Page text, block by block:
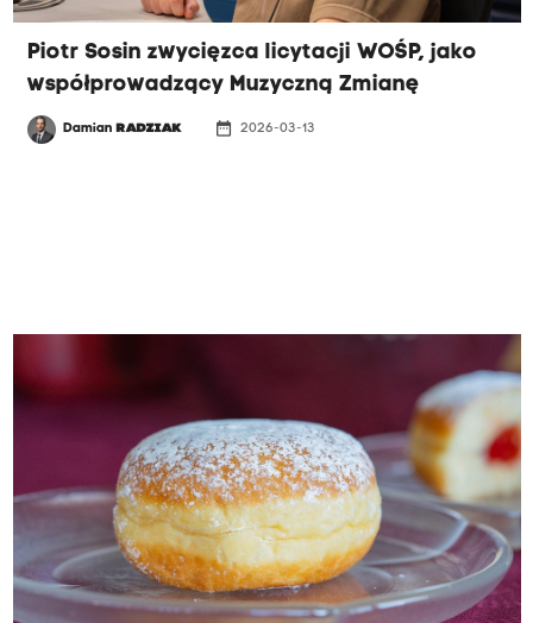
Piotr Sosin zwycięzca licytacji WOŚP, jako
współprowadzący Muzyczną Zmianę
Damian RADZIAK date_range 2026-03-13